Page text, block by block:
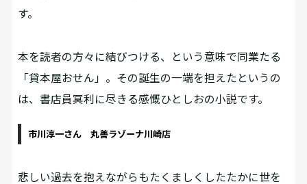
す。
本を読者の方々に結びつける、という意味で同業たる
「貸本屋おせん」。その誕生の一端を担えたというの
は、書店員冥利に尽きる感慨ひとしおの小説です。
市川淳一さん 丸善ラゾーナ川崎店
悲しい過去を抱えながらもたくましくしたたかに世を